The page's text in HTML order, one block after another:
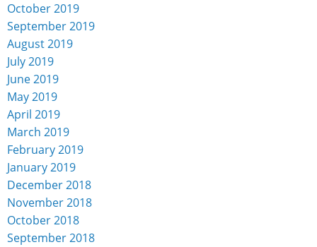
October 2019
September 2019
August 2019
July 2019
June 2019
May 2019
April 2019
March 2019
February 2019
January 2019
December 2018
November 2018
October 2018
September 2018